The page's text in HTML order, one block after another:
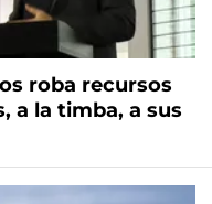
roba recursos
a la timba, a sus